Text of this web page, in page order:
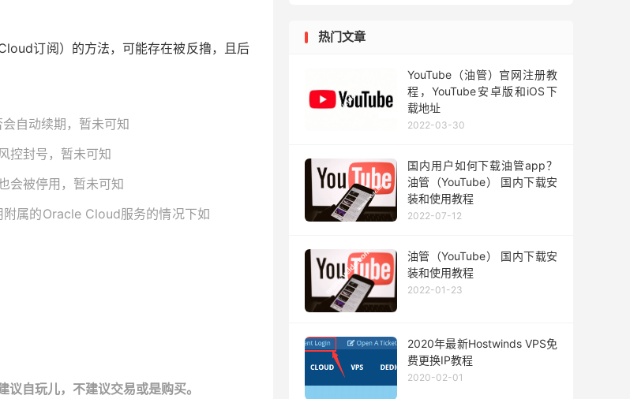
订阅）的方法，可能存在被反撸，且后
自动续期，暂未可知
控封号，暂未可知
会被停用，暂未可知
属的Oracle Cloud服务的情况下如
自玩儿，不建议交易或是购买。
热门文章
YouTube（油管）官网注册教
程，YouTube安卓版和iOS下
载地址
2022-03-30
国内用户如何下载油管app？
油管（YouTube） 国内下载安
装和使用教程
2022-07-12
油管（YouTube） 国内下载安
装和使用教程
2022-01-23
2020年最新Hostwinds VPS免
费更换IP教程
2020-02-01